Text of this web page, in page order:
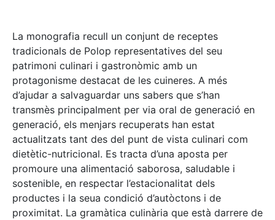
La monografia recull un conjunt de receptes
tradicionals de Polop representatives del seu
patrimoni culinari i gastronòmic amb un
protagonisme destacat de les cuineres. A més
d’ajudar a salvaguardar uns sabers que s’han
transmès principalment per via oral de generació en
generació, els menjars recuperats han estat
actualitzats tant des del punt de vista culinari com
dietètic-nutricional. Es tracta d’una aposta per
promoure una alimentació saborosa, saludable i
sostenible, en respectar l’estacionalitat dels
productes i la seua condició d’autòctons i de
proximitat. La gramàtica culinària que està darrere de